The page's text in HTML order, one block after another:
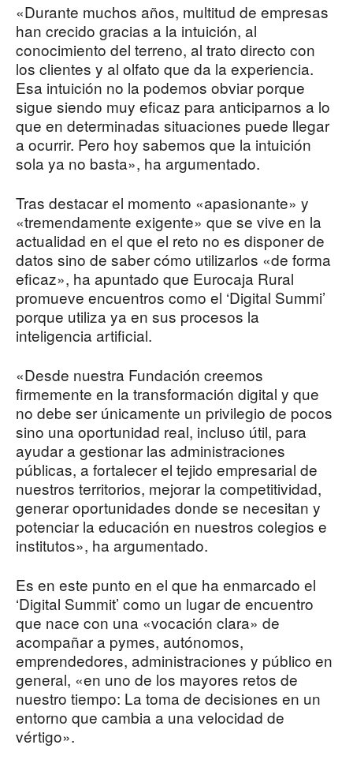
«Durante muchos años, multitud de empresas
han crecido gracias a la intuición, al
conocimiento del terreno, al trato directo con
los clientes y al olfato que da la experiencia.
Esa intuición no la podemos obviar porque
sigue siendo muy eficaz para anticiparnos a lo
que en determinadas situaciones puede llegar
a ocurrir. Pero hoy sabemos que la intuición
sola ya no basta», ha argumentado.
Tras destacar el momento «apasionante» y
«tremendamente exigente» que se vive en la
actualidad en el que el reto no es disponer de
datos sino de saber cómo utilizarlos «de forma
eficaz», ha apuntado que Eurocaja Rural
promueve encuentros como el ‘Digital Summi’
porque utiliza ya en sus procesos la
inteligencia artificial.
«Desde nuestra Fundación creemos
firmemente en la transformación digital y que
no debe ser únicamente un privilegio de pocos
sino una oportunidad real, incluso útil, para
ayudar a gestionar las administraciones
públicas, a fortalecer el tejido empresarial de
nuestros territorios, mejorar la competitividad,
generar oportunidades donde se necesitan y
potenciar la educación en nuestros colegios e
institutos», ha argumentado.
Es en este punto en el que ha enmarcado el
‘Digital Summit’ como un lugar de encuentro
que nace con una «vocación clara» de
acompañar a pymes, autónomos,
emprendedores, administraciones y público en
general, «en uno de los mayores retos de
nuestro tiempo: La toma de decisiones en un
entorno que cambia a una velocidad de
vértigo».